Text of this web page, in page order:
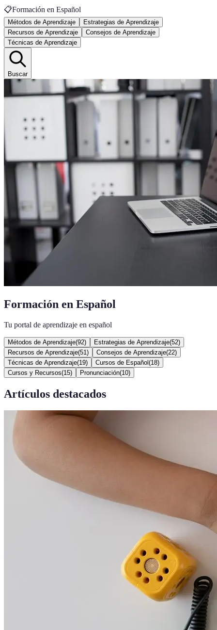
📋Formación en Español
Métodos de Aprendizaje
Estrategias de Aprendizaje
Recursos de Aprendizaje
Consejos de Aprendizaje
Técnicas de Aprendizaje
Buscar
Formación en Español
Tu portal de aprendizaje en español
Métodos de Aprendizaje(92) Estrategias de Aprendizaje(52)
Recursos de Aprendizaje(51 ) Consejos de Aprendizaje(22)
Técnicas de Aprendizaje(19) Cursos de Español (18)
Cursos y Recursos(15) Pronunciación(10)
Artículos destacados